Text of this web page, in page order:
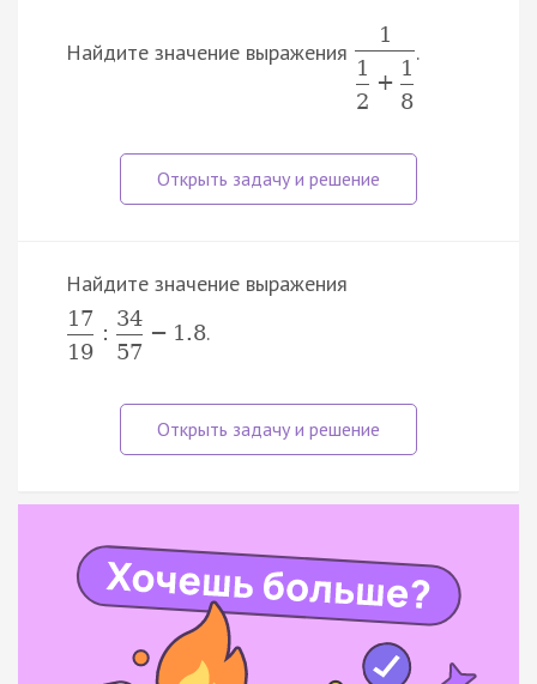
Найдите значение выражения
1
1
2
+
1
8
.
Найдите значение выражения
17
19
:
34
57
− 1.8.